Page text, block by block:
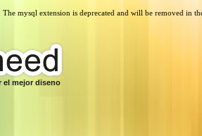
The mysql extension is deprecated and will be removed in
el mejor diseno